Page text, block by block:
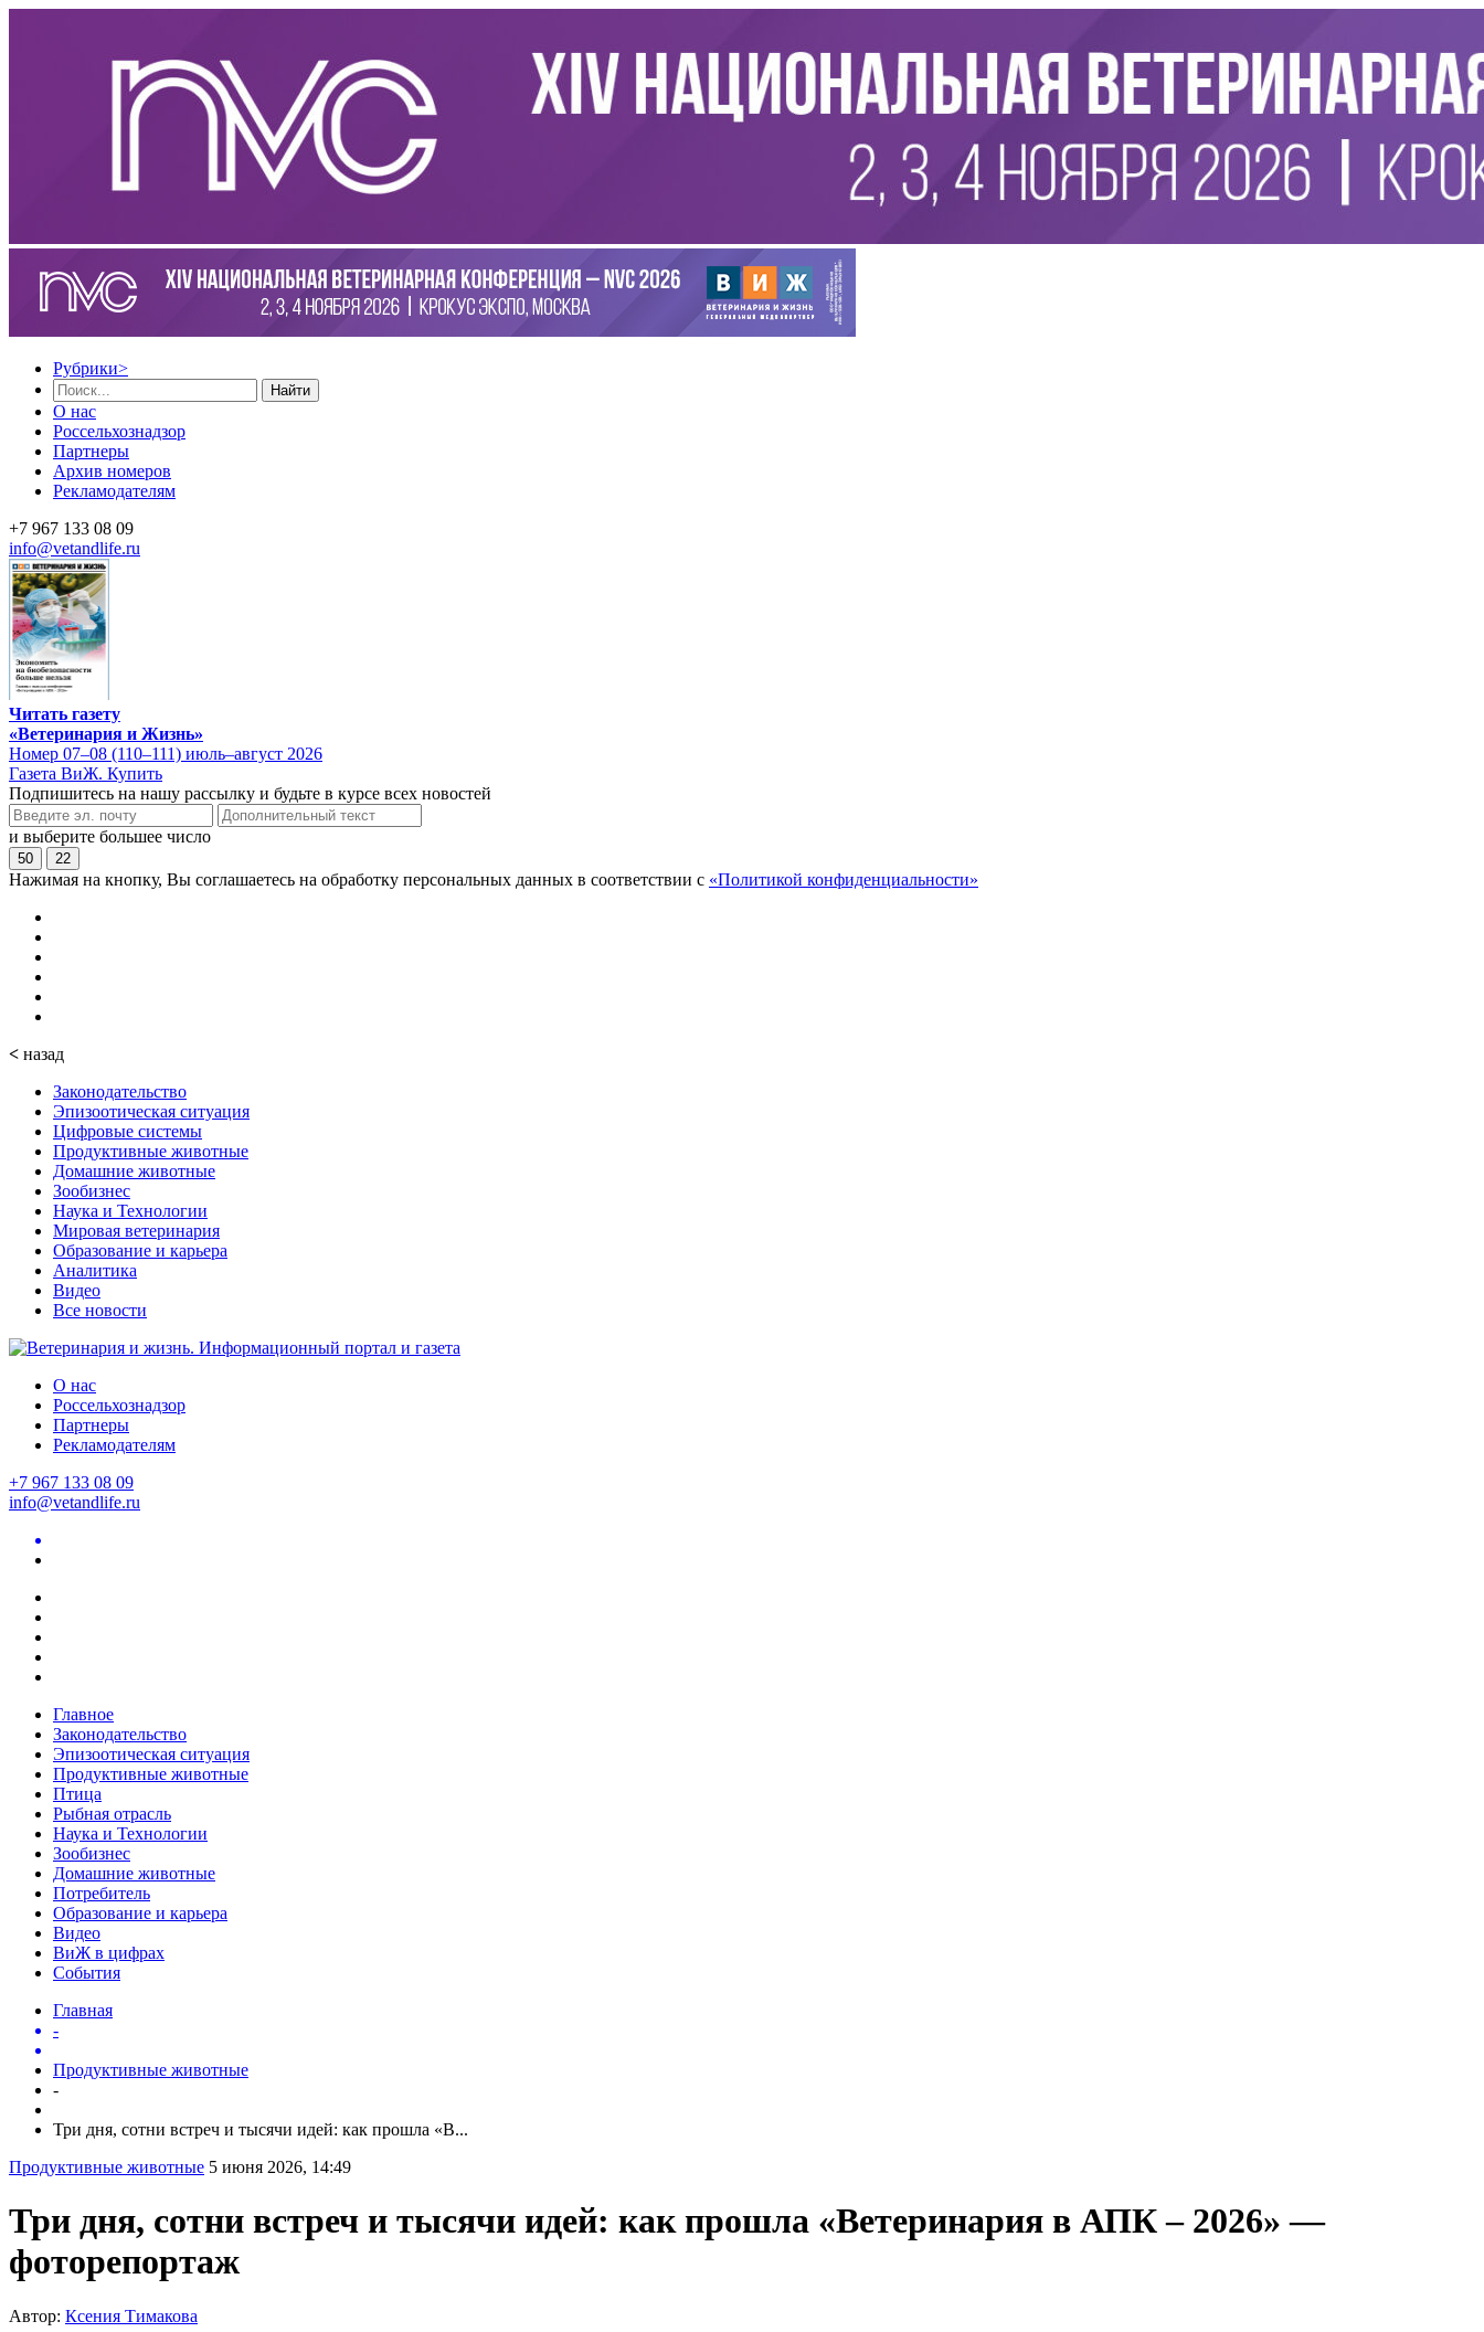
Рубрики>
Найти
О нас
Россельхознадзор
Партнеры
Архив номеров
Рекламодателям
+7 967 133 08 09
info@vetandlife.ru
Читать газету
«Ветеринария и Жизнь»
Номер 07–08 (110–111) июль–август 2026
Газета ВиЖ. Купить
Подпишитесь на нашу рассылку и будьте в курсе всех новостей
и выберите большее число
50 22
Нажимая на кнопку, Вы соглашаетесь на обработку персональных данных в соответствии с «Политикой конфиденциальности»
< назад
Законодательство
Эпизоотическая ситуация
Цифровые системы
Продуктивные животные
Домашние животные
Зообизнес
Наука и Технологии
Мировая ветеринария
Образование и карьера
Аналитика
Видео
Все новости
О нас
Россельхознадзор
Партнеры
Рекламодателям
+7 967 133 08 09
info@vetandlife.ru
Главное
Законодательство
Эпизоотическая ситуация
Продуктивные животные
Птица
Рыбная отрасль
Наука и Технологии
Зообизнес
Домашние животные
Потребитель
Образование и карьера
Видео
ВиЖ в цифрах
События
Главная
-
Продуктивные животные
-
Три дня, сотни встреч и тысячи идей: как прошла «В...
Продуктивные животные 5 июня 2026, 14:49
Три дня, сотни встреч и тысячи идей: как прошла «Ветеринария в АПК – 2026» —
фоторепортаж
Автор: Ксения Тимакова